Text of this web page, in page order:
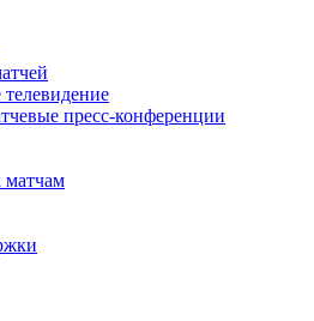
пресс-конференции